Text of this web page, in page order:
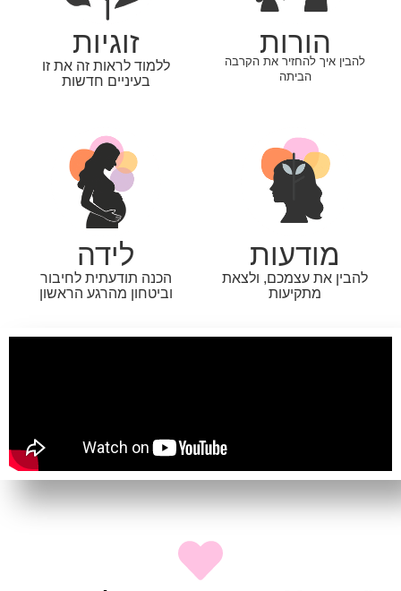
הורות
להבין איך להחזיר את הקרבה
הביתה
זוגיות
ללמוד לראות זה את זו
בעיניים חדשות
מודעות
להבין את עצמכם, ולצאת
מתקיעות
לידה
הכנה תודעתית לחיבור
וביטחון מהרגע הראשון